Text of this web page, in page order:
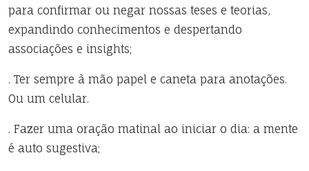
para confirmar ou negar nossas teses e teorias,
expandindo conhecimentos e despertando
associações e insights;
. Ter sempre à mão papel e caneta para anotações.
Ou um celular.
. Fazer uma oração matinal ao iniciar o dia: a mente
é auto sugestiva;